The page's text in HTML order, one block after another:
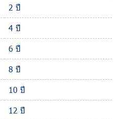
2 ปี
4 ปี
6 ปี
8 ปี
10 ปี
12 ปี